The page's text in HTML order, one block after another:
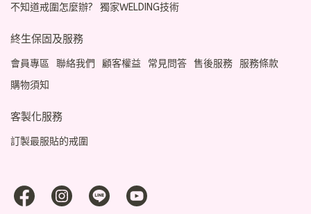
不知道戒圍怎麼辦?
獨家WELDING技術
終生保固及服務
會員專區 聯絡我們 顧客權益 常見問答 售後服務
服務條款
購物須知
客製化服務
訂製最服貼的戒圍